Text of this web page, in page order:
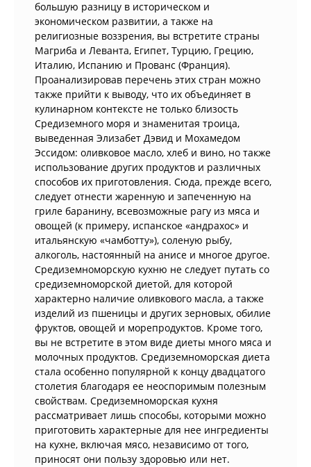
большую разницу в историческом и
экономическом развитии, а также на
религиозные воззрения, вы встретите страны
Магриба и Леванта, Египет, Турцию, Грецию,
Италию, Испанию и Прованс (Франция).
Проанализировав перечень этих стран можно
также прийти к выводу, что их объединяет в
кулинарном контексте не только близость
Средиземного моря и знаменитая троица,
выведенная Элизабет Дэвид и Мохамедом
Эссидом: оливковое масло, хлеб и вино, но также
использование других продуктов и различных
способов их приготовления. Сюда, прежде всего,
следует отнести жаренную и запеченную на
гриле баранину, всевозможные рагу из мяса и
овощей (к примеру, испанское «андрахос» и
итальянскую «чамботту»), соленую рыбу,
алкоголь, настоянный на анисе и многое другое.
Средиземноморскую кухню не следует путать со
средиземноморской диетой, для которой
характерно наличие оливкового масла, а также
изделий из пшеницы и других зерновых, обилие
фруктов, овощей и морепродуктов. Кроме того,
вы не встретите в этом виде диеты много мяса и
молочных продуктов. Средиземноморская диета
стала особенно популярной к концу двадцатого
столетия благодаря ее неоспоримым полезным
свойствам. Средиземноморская кухня
рассматривает лишь способы, которыми можно
приготовить характерные для нее ингредиенты
на кухне, включая мясо, независимо от того,
приносят они пользу здоровью или нет.